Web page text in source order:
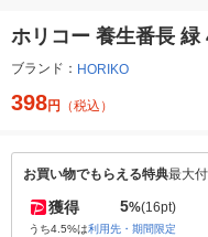
ホリコー 養生番長
ブランド： HORIKO
398円 （税込）
お買い物でもらえる特典最大
獲得 5%(16pt)
うち4.5%は利用先・期間限定